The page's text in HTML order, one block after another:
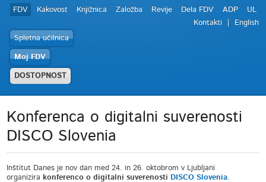
FDV Kakovost Knjižnica Založba Revije Dela FDV ADP
UL
Kontakti
English
Spletna učilnica
Moj FDV
DOSTOPNOST
Konferenca o digitalni suverenosti
DISCO Slovenia
Inštitut Danes je nov dan med 24. in 26. oktobrom v Ljubljani
organizira konferenco o digitalni suverenosti DISCO Slovenia.